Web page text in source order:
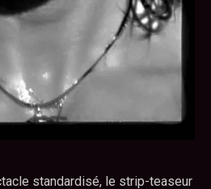
standardisé, le strip-teaseur